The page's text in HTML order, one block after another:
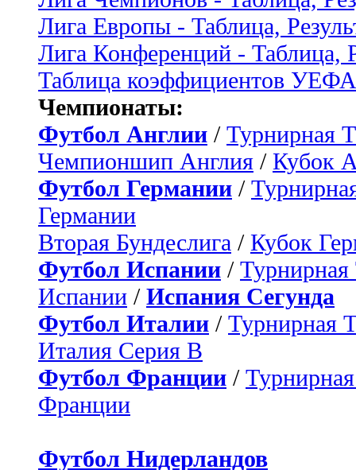
Лига Европы - Таблица,
Лига Конференций - Таблица,
Таблица коэффициентов УЕФА
Чемпионаты:
Футбол Англии / Турнирная
Чемпионшип Англия / Кубок
Футбол Германии /
Германии
Вторая Бундеслига / Кубок
Футбол Испании / Турнирная
Испании / Испания Сегунда
Футбол Италии / Турнирная
Италия Серия B
Футбол Франции /
Франции
Футбол Нидерландов